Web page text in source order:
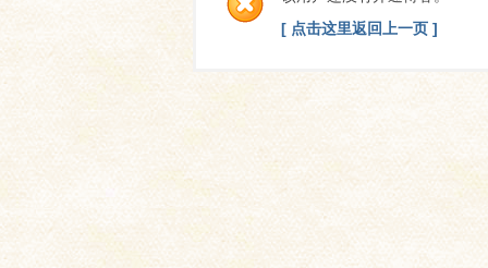
[ 点击这里返回上一页 ]